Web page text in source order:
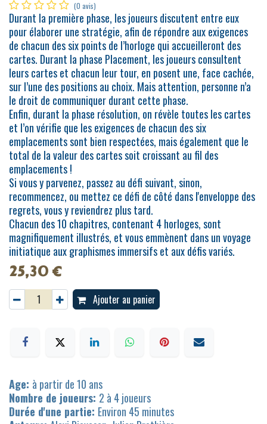
(0 avis)
Durant la première phase, les joueurs discutent entre eux
pour élaborer une stratégie, afin de répondre aux exigences
de chacun des six points de l’horloge qui accueilleront des
cartes. Durant la phase Placement, les joueurs consultent
leurs cartes et chacun leur tour, en posent une, face cachée,
sur l’une des positions au choix. Mais attention, personne n’a
le droit de communiquer durant cette phase.
Enfin, durant la phase résolution, on révèle toutes les cartes
et l’on vérifie que les exigences de chacun des six
emplacements sont bien respectées, mais également que le
total de la valeur des cartes soit croissant au fil des
emplacements !
Si vous y parvenez, passez au défi suivant, sinon,
recommencez, ou mettez ce défi de côté dans l'enveloppe des
regrets, vous y reviendrez plus tard.
Chacun des 10 chapitres, contenant 4 horloges, sont
magnifiquement illustrés, et vous emmènent dans un voyage
initiatique aux graphismes immersifs et aux défis variés.
25,30€
Ajouter au panier
Age: à partir de 10 ans
Nombre de joueurs: 2 à 4 joueurs
Durée d'une partie: Environ 45 minutes